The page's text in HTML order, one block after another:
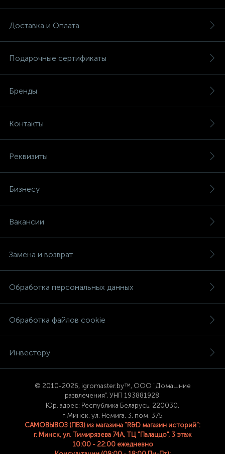
Доставка и Оплата
Подарочные сертификаты
Бренды
Контакты
Реквизиты
Бизнесу
Вакансии
Замена и возврат
Обработка персональных данных
Обработка файлов cookie
Инвестору
© 2010-2026, igromaster.by™, ООО "Домашние
развлечения", УНП 193881928.
Юр. адрес: Республика Беларусь, 220030,
г. Минск, ул. Немига, 3, пом. 375
САМОВЫВОЗ (ПВЗ) из магазина "R&D магазин историй":
г. Минск, ул. Тимирязева 74A, ТЦ "Палаццо", 3 этаж
10:00 - 22:00 ежедневно